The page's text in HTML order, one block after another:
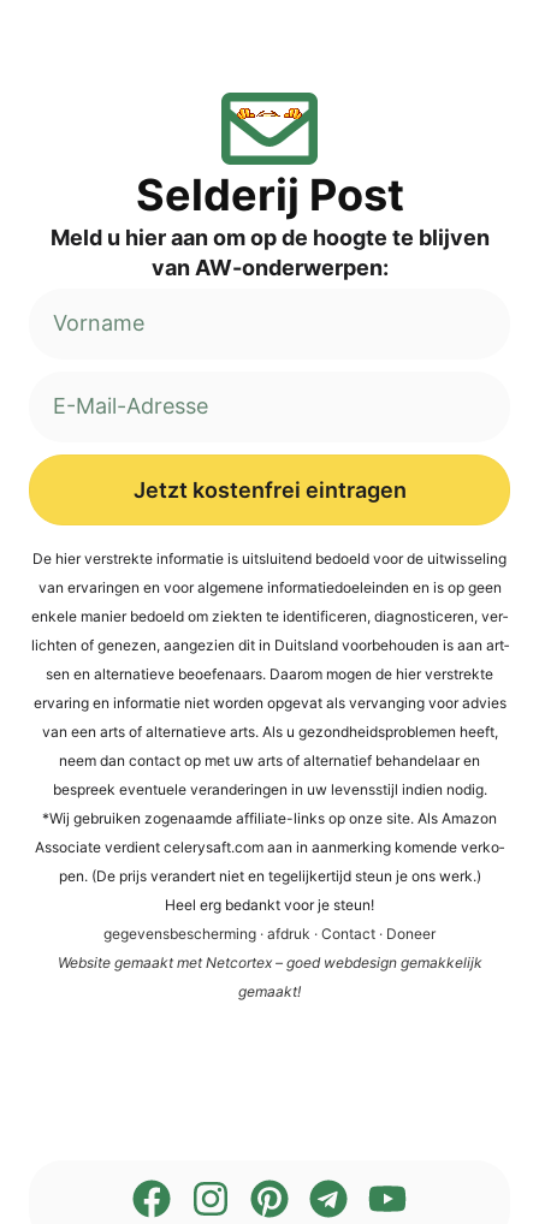
Sel­de­rij Post
Meld u hier aan om op de hoog­te te blij­ven
van AW-onderwerpen:
Jetzt kostenfrei eintragen
De hier ver­st­rek­te infor­ma­tie is uit­s­lui­tend bed­oeld voor de uit­wis­se­ling
van erva­rin­gen en voor alge­mene infor­ma­tied­oel­ein­den en is op geen
enke­le manier bed­oeld om ziek­ten te iden­ti­fi­ce­ren, dia­gno­sti­ce­ren, ver­
lich­ten of gene­zen, aan­ge­zi­en dit in Duit­s­land voor­be­hou­den is aan art­
sen en alter­na­tie­ve beoefen­aars. Daa­rom mogen de hier ver­st­rek­te
erva­ring en infor­ma­tie niet wor­den opge­vat als ver­van­ging voor advies
van een arts of alter­na­tie­ve arts. Als u gezond­heids­pro­ble­men heeft,
neem dan cont­act op met uw arts of alter­na­tief behan­del­a­ar en
bespreek even­tue­le ver­an­de­rin­gen in uw levens­sti­jl indi­en nodig.
*Wij gebrui­ken zogen­aam­de affi­lia­te-links op onze site. Als Ama­zon
Asso­cia­te ver­dient cele​ry​saft​.com aan in aan­mer­king komen­de ver­ko­
pen. (De prijs ver­an­dert niet en tege­li­jker­tijd steun je ons werk.)
Heel erg bedankt voor je steun!
gege­vens­be­scher­ming · afdruk · Cont­act · Doneer
Web­site gema­akt met Net­cortex – goed web­de­sign gemak­ke­li­jk
gemaakt!